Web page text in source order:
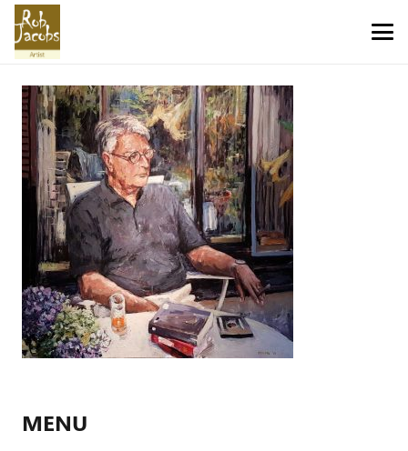
MENU